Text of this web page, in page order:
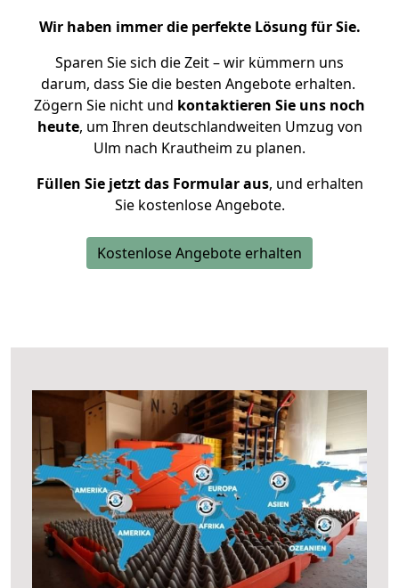
Wir haben immer die perfekte Lösung für Sie.
Sparen Sie sich die Zeit – wir kümmern uns
darum, dass Sie die besten Angebote erhalten.
Zögern Sie nicht und kontaktieren Sie uns noch
heute, um Ihren deutschlandweiten Umzug von
Ulm nach Krautheim zu planen.
Füllen Sie jetzt das Formular aus, und erhalten
Sie kostenlose Angebote.
Kostenlose Angebote erhalten